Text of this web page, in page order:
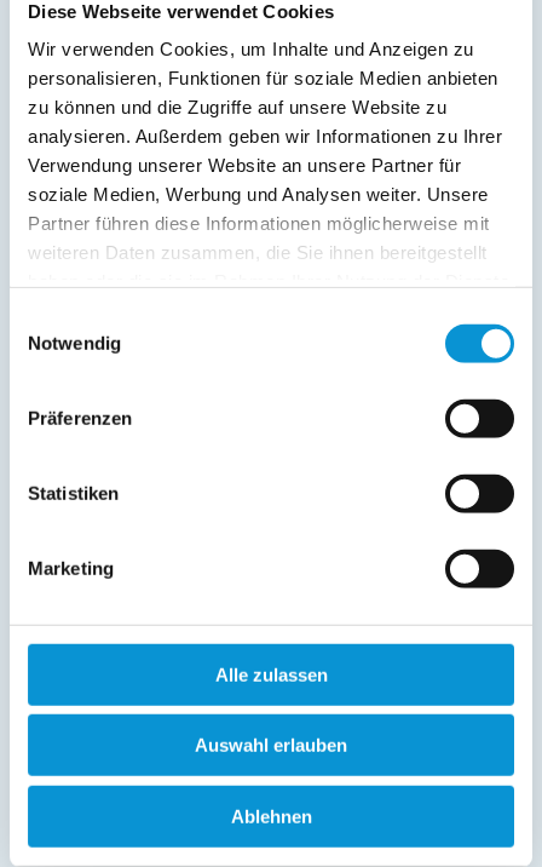
Diese Webseite verwendet Cookies
Wir verwenden Cookies, um Inhalte und Anzeigen zu
personalisieren, Funktionen für soziale Medien anbieten
zu können und die Zugriffe auf unsere Website zu
analysieren. Außerdem geben wir Informationen zu Ihrer
Verwendung unserer Website an unsere Partner für
soziale Medien, Werbung und Analysen weiter. Unsere
Partner führen diese Informationen möglicherweise mit
weiteren Daten zusammen, die Sie ihnen bereitgestellt
Notwendig
Präferenzen
Statistiken
Marketing
Alle zulassen
Auswahl erlauben
Ablehnen
Kopie der Nachricht per Mail zusenden
Reiseversicherungs­informationen anfordern
Ich habe dieDatenschutzhinweisegelesen und bin
Ostsee-Ferienwohnungen.de erhebt, verarbeitet und
(Buchungsanfrage/Informationsanfrage). Sie können
Auskunft über die bei der Ostsee-Ferienwohnungen.de
gespeicherten Daten erhalten sowie die Berichtigung,
Löschung bzw. Sperrung Ihrer Daten verlangen. Die
Löschung bzw. Sperrung Ihrer Daten vor Abschluss der
entgegenstehen. Die vorgenannten Rechte können Sie
gegenüber Ostsee-Ferienwohnungen.de unentgeltlich
Kontaktmöglichkeiten geltend machen, außerdem steht
Ihnen ein Beschwerderecht bei einer Aufsichtsbehörde